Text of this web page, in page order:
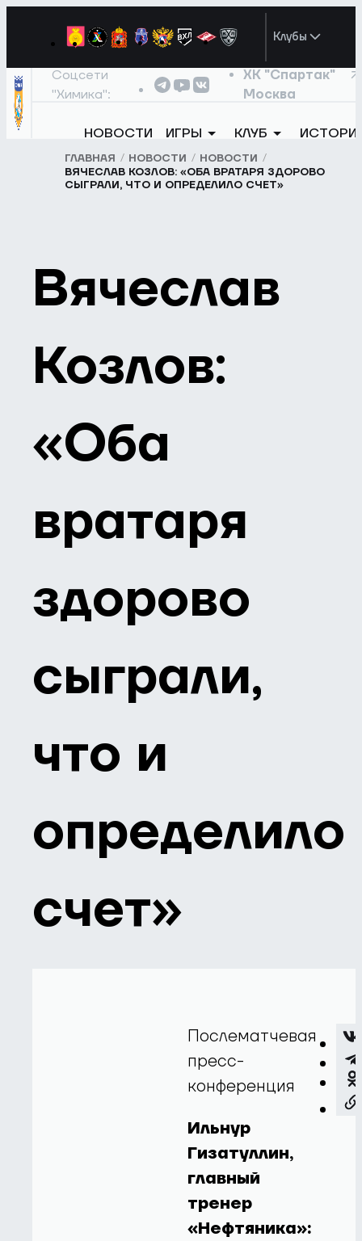
Клубы
Соцсети
"Химика":
ХК "Спартак"
Москва
НОВОСТИ ИГРЫ КЛУБ
ГЛАВНАЯ НОВОСТИ
НОВОСТИ
ВЯЧЕСЛАВ КОЗЛОВ: «ОБА ВРАТАРЯ ЗДОРОВО
СЫГРАЛИ, ЧТО И ОПРЕДЕЛИЛО СЧЕТ»
Вячеслав
Козлов:
«Оба
вратаря
здорово
сыграли,
что и
определило
счет»
Послематчевая
пресс-
конференция
Ильнур
Гизатуллин,
главный
тренер
«Нефтяника»: